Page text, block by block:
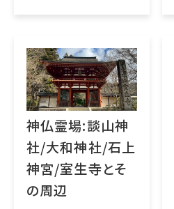
神仏霊場:談山神
社/大和神社/石上
神宮/室生寺とそ
の周辺